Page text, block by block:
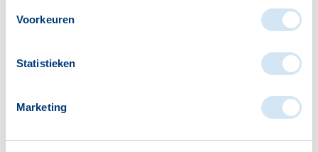
Voorkeuren
Statistieken
Marketing
lees verder